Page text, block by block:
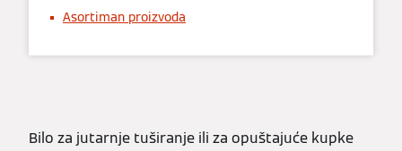
Asortiman proizvoda
Bilo za jutarnje tuširanje ili za opuštajuće kupke